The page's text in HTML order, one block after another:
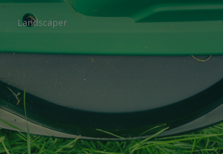
Landscaper